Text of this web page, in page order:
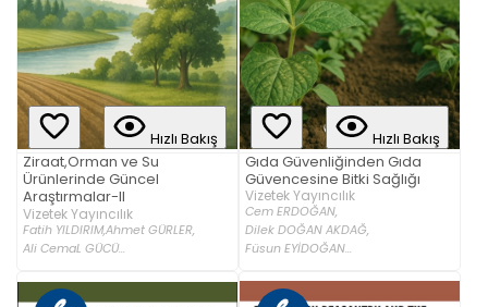
Hızlı Bakış
Ziraat,Orman ve Su
Ürünlerinde Güncel
Araştırmalar-II
Vizetek Yayıncılık
Fatih YILDIRIM,Ahmet GÜRLER,
Ali CemaL GÜCÜ...
Hızlı Bakış
Gıda Güvenliğinden Gıda
Güvencesine Bitki Sağlığı
Vizetek Yayıncılık
Cem ERDOĞAN,
Dilek DOĞAN AKDAĞ,
Füsun EYİDOĞAN...